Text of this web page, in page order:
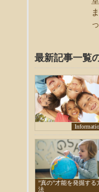
最新記事一覧
”真の”才能を発掘する
法